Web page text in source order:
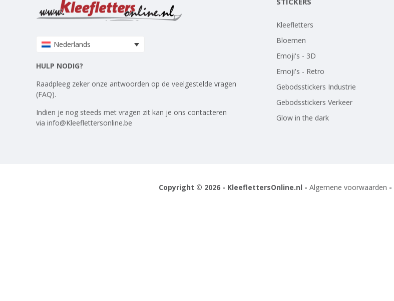
Nederlands
HULP NODIG?
Raadpleeg zeker onze antwoorden op de veelgestelde vragen
(FAQ).
Indien je nog steeds met vragen zit kan je ons contacteren
via info@Kleeflettersonline.be
Kleefletters
Bloemen
Emoji's - 3D
Emoji's - Retro
Gebodsstickers Industrie
Gebodsstickers Verkeer
Glow in the dark
Copyright © 2026 - KleeflettersOnline.nl - Algemene voorwaarden -